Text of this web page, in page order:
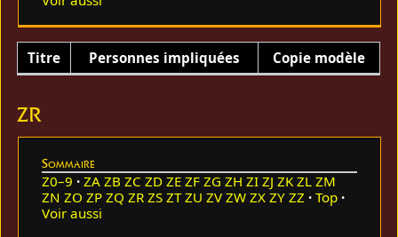
Titre Personnes impliquées Copie modèle
ZR
Sommaire
Z0–9 ZA ZB ZC ZD ZE ZF ZG ZH ZI ZJ ZK ZL ZM
ZN ZO ZP ZQ ZR ZS ZT ZU ZV ZW ZX ZY ZZ
Top
Voir aussi